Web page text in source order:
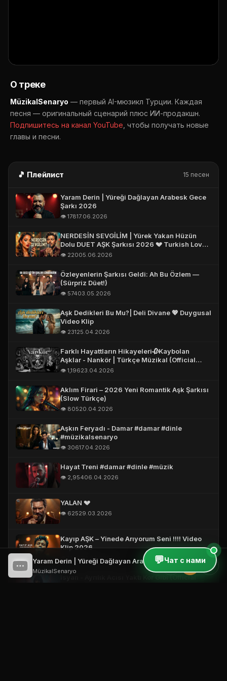
О треке
MüzikalSenaryo — первый AI-мюзикл Турции. Каждая
песня — оригинальный сценарий плюс ИИ-продакшн.
Подпишитесь на канал YouTube , чтобы получать новые
главы и песни.
🎵 Плейлист 15 песен
Yaram Derin | Yüreği Dağlayan Arabesk Gece
Şarkı 2026
👁️ 17817.06.2026
NERDESİN SEVGİLİM | Yürek Yakan Hüzün
Dolu DUET AŞK Şarkısı 2026 💔 Turkish Love
Song 2026 #aşk
👁️ 22005.06.2026
Özleyenlerin Şarkısı Geldi: Ah Bu Özlem —
(Sürpriz Düet!)
👁️ 57403.05.2026
Aşk Dedikleri Bu Mu?| Deli Divane 💖 Duygusal
Video Klip
👁️ 23125.04.2026
Farklı Hayattların Hikayeleri🥀Kaybolan
Aşklar - Nankör | Türkçe Müzikal (Official
Story Video)
👁️ 1,19623.04.2026
Aklım Firari – 2026 Yeni Romantik Aşk Şarkısı
(Slow Türkçe)
👁️ 80520.04.2026
Aşkın Feryadı - Damar #damar #dinle
#müzikalsenaryo
👁️ 30617.04.2026
Hayat Treni #damar #dinle #müzik
👁️ 2,95406.04.2026
YALAN 💔
👁️ 62529.03.2026
Kayıp AŞK – Yinede Arıyorum Seni !!!! Video
Klip 2026
👁️ 1,14924.03.2026
İsyan - Ayrılık Acısı Yaktı Kor Gibi (Official
Yaram Derin | Yüreği Dağlayan Arabesk Gece Şarkı 2026
MüzikalSenaryo
⏮ ⏸ ⏭
💬Чат с нами